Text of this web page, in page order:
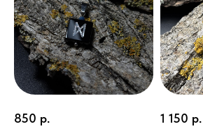
850 р. 1 150 р.